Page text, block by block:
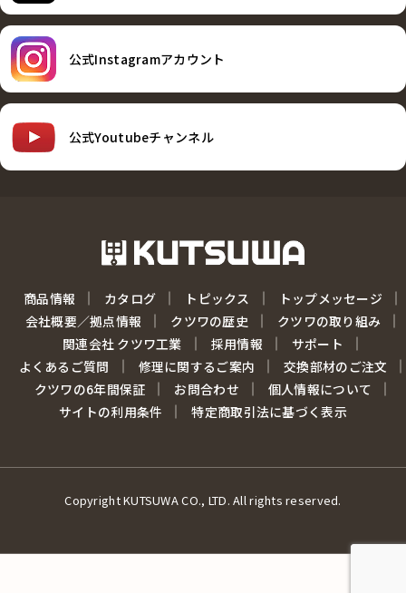
公式Instagramアカウント
公式Youtubeチャンネル
商品情報 カタログ トピックス
トップメッセージ
会社概要／拠点情報
クツワの歴史
クツワの取り組み
関連会社 クツワ工業
採用情報
サポート
よくあるご質問
修理に関するご案内
交換部材のご注文
クツワの6年間保証
お問合わせ
個人情報について
サイトの利用条件
特定商取引法に基づく表示
Copyright KUTSUWA CO., LTD. All rights reserved.